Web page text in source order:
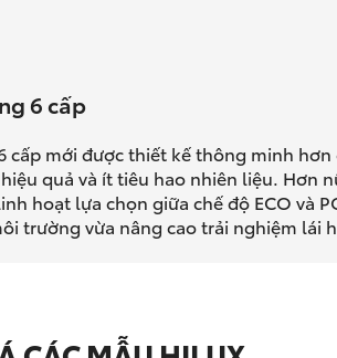
6 cấp
cấp mới được thiết kế thông minh hơn
quả và ít tiêu hao nhiên liệu. Hơn
hoạt lựa chọn giữa chế độ ECO và
trường vừa nâng cao trải nghiệm lái